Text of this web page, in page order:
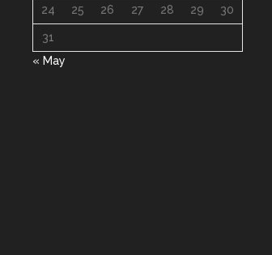
24 25 26 27 28 29 30
31
« May